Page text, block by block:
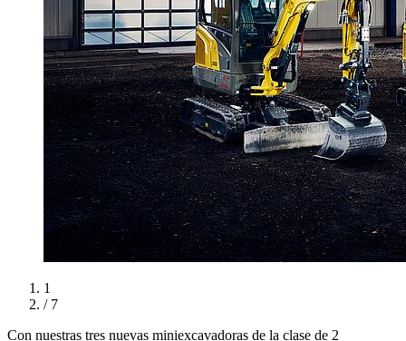
1
/ 7
Con nuestras tres nuevas miniexcavadoras de la clase de 2